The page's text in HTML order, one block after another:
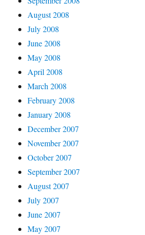
August 2008
July 2008
June 2008
May 2008
April 2008
March 2008
February 2008
January 2008
December 2007
November 2007
October 2007
September 2007
August 2007
July 2007
June 2007
May 2007